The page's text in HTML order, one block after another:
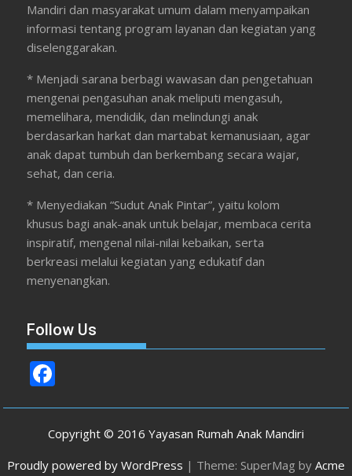
Mandiri dan masyarakat umum dalam menyampaikan
informasi tentang program layanan dan kegiatan yang
diselenggarakan.
* Menjadi sarana berbagi wawasan dan pengetahuan
mengenai pengasuhan anak meliputi mengasuh,
memelihara, mendidik, dan melindungi anak
berdasarkan harkat dan martabat kemanusiaan, agar
anak dapat tumbuh dan berkembang secara wajar,
sehat, dan ceria.
* Menyediakan “Sudut Anak Pintar”, yaitu kolom
khusus bagi anak-anak untuk belajar, membaca cerita
inspiratif, mengenal nilai-nilai kebaikan, serta
berkreasi melalui kegiatan yang edukatif dan
menyenangkan.
Follow Us
ac
e
b
Copyright © 2016 Yayasan Rumah Anak Mandiri
Proudly powered by WordPress | Theme: SuperMag by Acme